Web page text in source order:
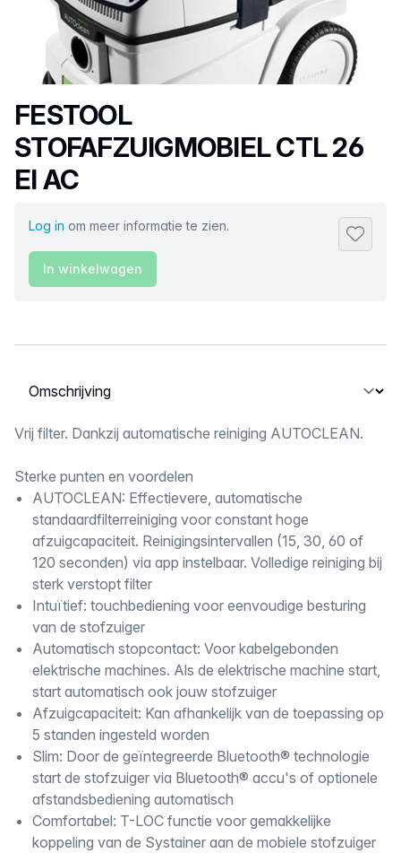
Productnaam
FESTOOL
STOFAFZUIGMOBIEL CTL 26
EI AC
Log in om meer informatie te zien.
In winkelwagen
Selecteer een tabblad
Omschrijving
Vrij filter. Dankzij automatische reiniging AUTOCLEAN.
Sterke punten en voordelen
AUTOCLEAN: Effectievere, automatische
standaardfilterreiniging voor constant hoge
afzuigcapaciteit. Reinigingsintervallen (15, 30, 60 of
120 seconden) via app instelbaar. Volledige reiniging bij
sterk verstopt filter
Intuïtief: touchbediening voor eenvoudige besturing
van de stofzuiger
Automatisch stopcontact: Voor kabelgebonden
elektrische machines. Als de elektrische machine start,
start automatisch ook jouw stofzuiger
Afzuigcapaciteit: Kan afhankelijk van de toepassing op
5 standen ingesteld worden
Slim: Door de geïntegreerde Bluetooth® technologie
start de stofzuiger via Bluetooth® accu's of optionele
afstandsbediening automatisch
Comfortabel: T-LOC functie voor gemakkelijke
koppeling van de Systainer aan de mobiele stofzuiger